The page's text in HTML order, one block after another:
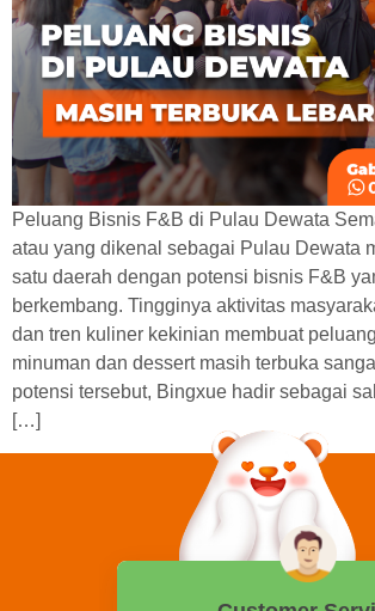
Peluang Bisnis F&B di Pulau Dewata
atau yang dikenal sebagai Pulau Dewata
satu daerah dengan potensi bisnis F&B
berkembang. Tingginya aktivitas
dan tren kuliner kekinian membuat
minuman dan dessert masih terbuka
potensi tersebut, Bingxue hadir sebagai
[…]